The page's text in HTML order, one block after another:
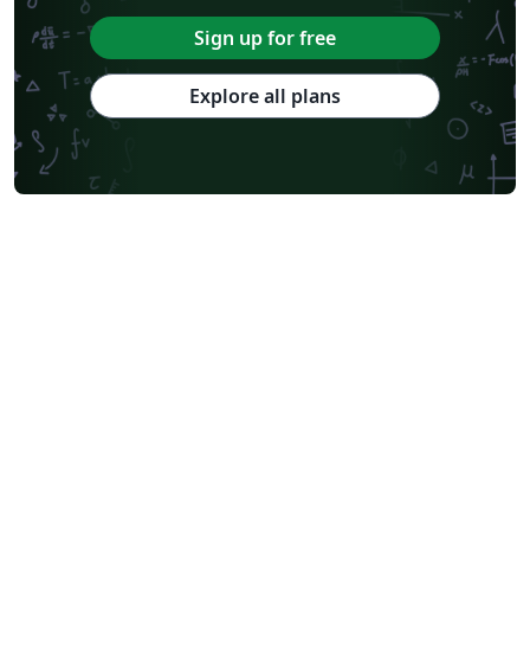
Sign up for free
Explore all plans